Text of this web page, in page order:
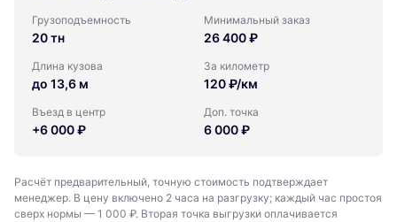
Грузоподъемность
20 тн
Минимальный заказ
26 400 ₽
Длина кузова
до 13,6 м
За километр
120 ₽/км
Въезд в центр
+6 000 ₽
Доп. точка
6 000 ₽
Расчёт предварительный, точную стоимость подтверждает
менеджер. В цену включено 2 часа на разгрузку; каждый час простоя
сверх нормы — 1 000 ₽. Вторая точка выгрузки оплачивается